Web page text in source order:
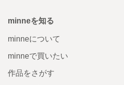
minneを知る
minneについて
minneで買いたい
作品をさがす